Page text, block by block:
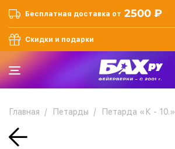
Бесплатная доставка от 2500 ₽
Скидки и подарки
Главная Петарды Петарда «К - 10.»